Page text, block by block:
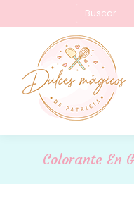
Buscar:
Colorante En